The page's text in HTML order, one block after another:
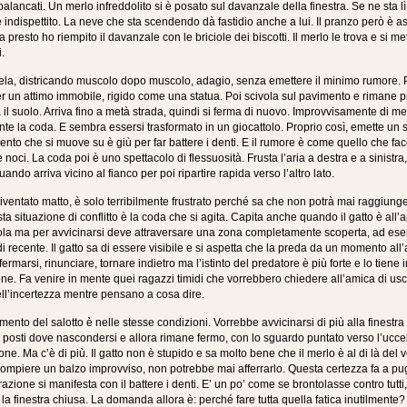
Un merlo infreddolito si è posato sul davanzale della finestra. Se ne sta
La neve che sta scendendo dà fastidio anche a lui. Il pranzo però è
presto ho riempito il davanzale con le briciole dei biscotti. Il merlo le trova e si
districando muscolo dopo muscolo, adagio, senza emettere il minimo rumore.
un attimo immobile, rigido come una statua. Poi scivola sul pavimento e rimane
suolo. Arriva fino a metà strada, quindi si ferma di nuovo. Improvvisamente di
la coda. E sembra essersi trasformato in un giocattolo. Proprio così, emette un
che si muove su è giù per far battere i denti. E il rumore è come quello che
La coda poi è uno spettacolo di flessuosità. Frusta l’aria a destra e a
arriva vicino al fianco per poi ripartire rapida verso l’altro lato.
matto, è solo terribilmente frustrato perché sa che non potrà mai
situazione di conflitto è la coda che si agita. Capita anche quando il gatto è
ma per avvicinarsi deve attraversare una zona completamente scoperta, ad
recente. Il gatto sa di essere visibile e si aspetta che la preda da un momento
rinunciare, tornare indietro ma l’istinto del predatore è più forte e lo tiene
Fa venire in mente quei ragazzi timidi che vorrebbero chiedere all’amica di
mentre pensano a cosa dire.
del salotto è nelle stesse condizioni. Vorrebbe avvicinarsi di più alla
dove nascondersi e allora rimane fermo, con lo sguardo puntato verso
Ma c’è di più. Il gatto non è stupido e sa molto bene che il merlo è al di là del
un balzo improvviso, non potrebbe mai afferrarlo. Questa certezza fa a
si manifesta con il battere i denti. E’ un po’ come se brontolasse contro
finestra chiusa. La domanda allora è: perché fare tutta quella fatica